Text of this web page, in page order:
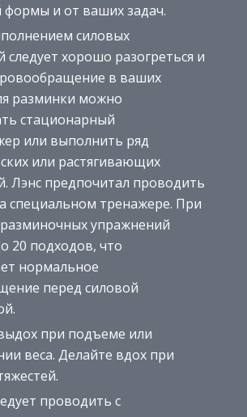
формы и от ваших задач.
силовых
следует хорошо разогреться и
в ваших
разминки можно
стационарный
или выполнить ряд
или растягивающих
Лэнс предпочитал проводить
специальном тренажере. При
упражнений
20 подходов, что
нормальное
перед силовой
при подъеме или
веса. Делайте вдох при
проводить с